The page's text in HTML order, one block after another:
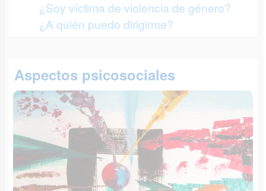
¿Soy víctima de violencia de género?
¿A quién puedo dirigirme?
Aspectos psicosociales